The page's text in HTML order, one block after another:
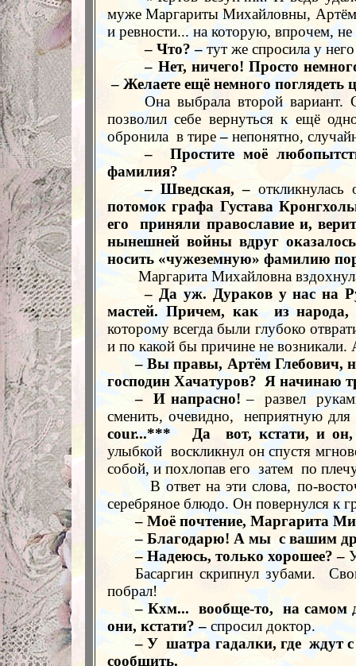
муже Маргариты Михайловны,
и ревности... на которую, впрочем,
– Что? –тут же спросила у
– Нет, ничего! Просто
– Желаете ещё немного поглядеть
Она выбрала второй вариант.
позволил себе вернуться к ещё
обронила в тире–непонятно,
–
Простите моё
фамилия?
– Шведская, –
потомок графа Густава
его
приняли православие и,
нынешней войны вдруг
носить «чужеземную» фамилию
Маргарита Михайловна
– Да уж. Дураков у нас на
мастей. Причем, как
из
которому всегда были глубоко
и по какой бы причине не возникали.
– Вы правы, Артём Глебович,
господин Хачатуров? Я начинаю
–
И напрасно!– развел
сменить, очевидно,
неприятную для
cour...***
Да
вот, кстати, и
улыбкой воскликнул он спустя
собой, и похлопав его затем по
В ответ на эти слова, по-
серебряное блюдо. Он повернулся к
– Моё почтение, Маргарита
– Благодарю! А мы с вашим
– Надеюсь, только хорошее? –
Басаргин скрипнул зубами.
побрал!
– Кхм...
вообще-то,
на самом
они, кстати? –спросил доктор.
– У шатра гадалки, где ждут
сообщить.